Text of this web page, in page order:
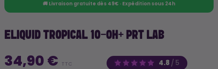
🚚 Livraison gratuite dès 49€ · Expédition sous 24h
ELIQUID TROPICAL 10-OH+ PRT LAB
4.8 / 5
34,90 € TTC